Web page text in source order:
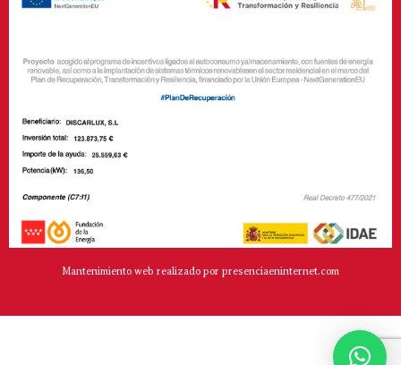
Mantenimiento web realizado por presenciaeninternet.com